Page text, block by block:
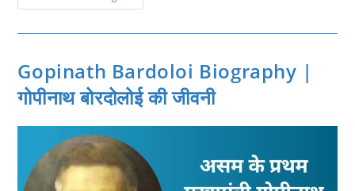
Prasad
Biography
प्रसाद
बिस्मिल
की
जीवनी
Gopinath Bardoloi Biography |
गोपीनाथ बोरदोलोई की जीवनी